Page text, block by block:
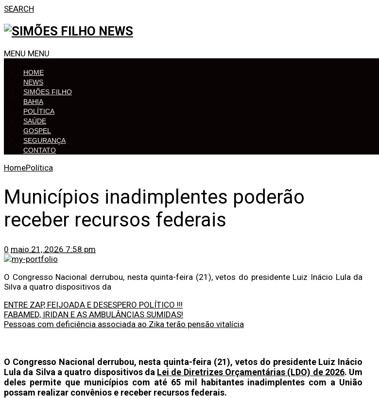
SEARCH
MENU MENU
HOME
NEWS
SIMÕES FILHO
BAHIA
POLÍTICA
SAÚDE
GOSPEL
SEGURANÇA
CONTATO
HomePolítica
Municípios inadimplentes poderão
receber recursos federais
0 maio 21, 2026 7:58 pm
O Congresso Nacional derrubou, nesta quinta-feira (21), vetos do presidente Luiz Inácio Lula da
Silva a quatro dispositivos da
ENTRE ZAP, FEIJOADA E DESESPERO POLÍTICO !!!
FABAMED, IRIDAN E AS AMBULÂNCIAS SUMIDAS!
Pessoas com deficiência associada ao Zika terão pensão vitalícia
O Congresso Nacional derrubou, nesta quinta-feira (21), vetos do presidente Luiz Inácio
Lula da Silva a quatro dispositivos da Lei de Diretrizes Orçamentárias (LDO) de 2026. Um
deles permite que municípios com até 65 mil habitantes inadimplentes com a União
possam realizar convênios e receber recursos federais.